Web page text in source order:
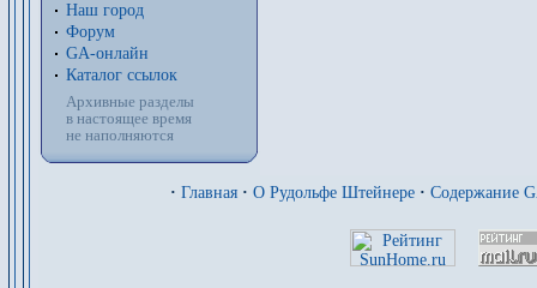
Наш город
Форум
GA-онлайн
Каталог ссылок
Архивные разделы
в настоящее время
не наполняются
· Главная · О Рудольфе Штейнере · Содержание